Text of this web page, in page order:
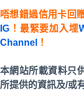
唔想錯過信用卡回
IG ！最緊要加入埋
Channel
！
本網站所載資料只
所提供的資訊及/或